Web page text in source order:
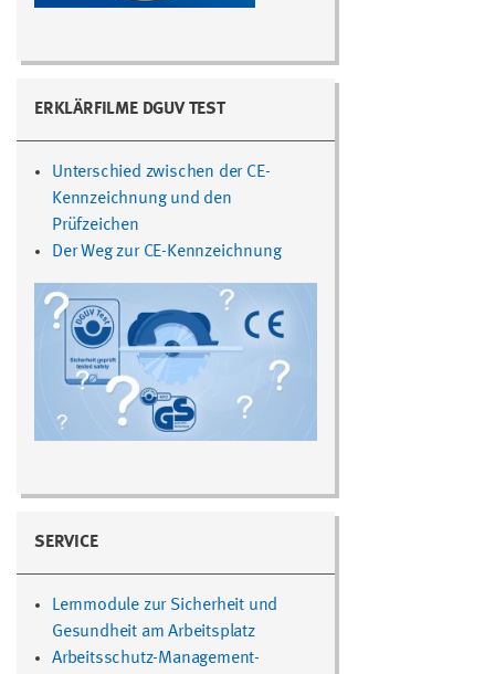
ERKLÄRFILME DGUV TEST
Unterschied zwischen der CE-
Kennzeichnung und den
Prüfzeichen
Der Weg zur CE-Kennzeichnung
SERVICE
Lernmodule zur Sicherheit und
Gesundheit am Arbeitsplatz
Arbeitsschutz-Management-